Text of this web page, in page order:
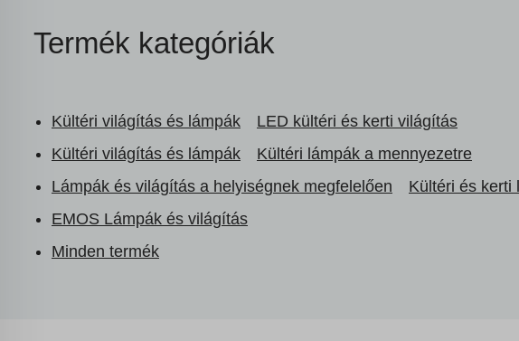
Termék kategóriák
Kültéri világítás és lámpák
LED kültéri és kerti világítás
Kültéri világítás és lámpák
Kültéri lámpák a mennyezetre
Lámpák és világítás a helyiségnek megfelelően
Kültéri és kerti
EMOS Lámpák és világítás
Minden termék